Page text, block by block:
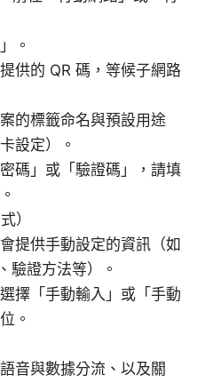
。
供的 QR 碼，等候子網路
的標籤命名與預設用途
設定）。
碼」或「驗證碼」，請填
）
提供手動設定的資訊（如
驗證方法等）。
擇「手動輸入」或「手動
。
音與數據分流、以及關